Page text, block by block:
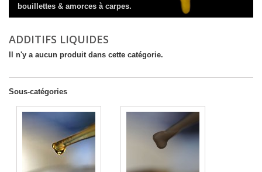
bouillettes & amorces à carpes.
ADDITIFS LIQUIDES
Il n'y a aucun produit dans cette catégorie.
Sous-catégories